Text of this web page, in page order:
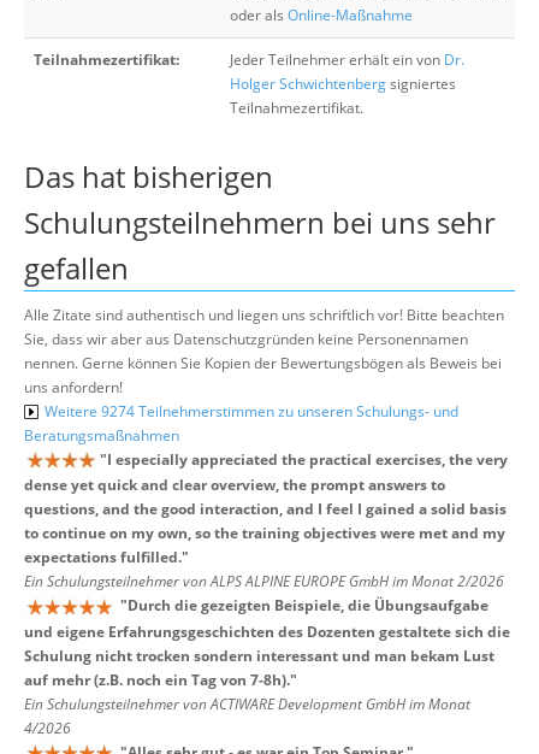
oder als Online-Maßnahme
Teilnahmezertifikat: Jeder Teilnehmer erhält ein von Dr.
Holger Schwichtenbergsigniertes
Teilnahmezertifikat.
Das hat bisherigen
Schulungsteilnehmern bei uns sehr
gefallen
Alle Zitate sind authentisch und liegen uns schriftlich vor! Bitte beachten
Sie, dass wir aber aus Datenschutzgründen keine Personennamen
nennen. Gerne können Sie Kopien der Bewertungsbögen als Beweis bei
uns anfordern!
Weitere 9274 Teilnehmerstimmen zu unseren Schulungs- und
Beratungsmaßnahmen
"I especially appreciated the practical exercises, the very
dense yet quick and clear overview, the prompt answers to
questions, and the good interaction, and I feel I gained a solid basis
to continue on my own, so the training objectives were met and my
expectations fulfilled."
Ein Schulungsteilnehmer von ALPS ALPINE EUROPE GmbH im Monat 2/2026
"Durch die gezeigten Beispiele, die Übungsaufgabe
und eigene Erfahrungsgeschichten des Dozenten gestaltete sich die
Schulung nicht trocken sondern interessant und man bekam Lust
auf mehr (z.B. noch ein Tag von 7-8h)."
Ein Schulungsteilnehmer von ACTIWARE Development GmbH im Monat
4/2026